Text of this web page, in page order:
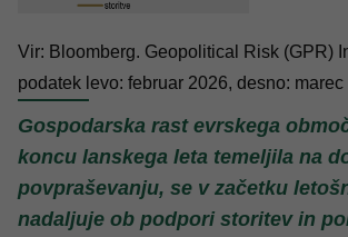
Vir: Bloomberg. Geopolitical Risk (GPR)
podatek levo: februar 2026, desno: marec
Gospodarska rast evrskega
koncu lanskega leta temeljila na
povpraševanju, se v začetku
nadaljuje ob podpori storitev in